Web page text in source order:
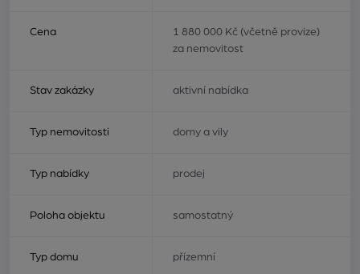
Cena
1 880 000 Kč (včetně provize)
za nemovitost
Stav zakázky aktivní nabídka
Typ nemovitosti domy a vily
Typ nabídky prodej
Poloha objektu samostatný
Typ domu přízemní